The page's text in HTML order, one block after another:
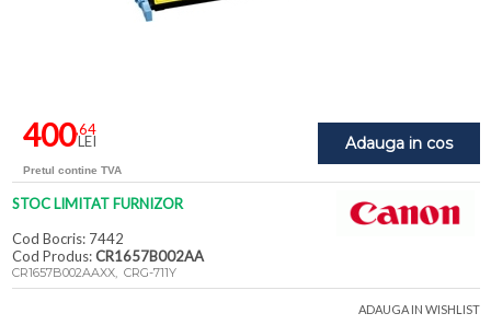
Adauga in cos
400,64
LEI
Pretul contine TVA
STOC LIMITAT FURNIZOR
Cod Bocris: 7442
Cod Produs:CR1657B002AA
CR1657B002AAXX, CRG-711Y
ADAUGA IN WISHLIST